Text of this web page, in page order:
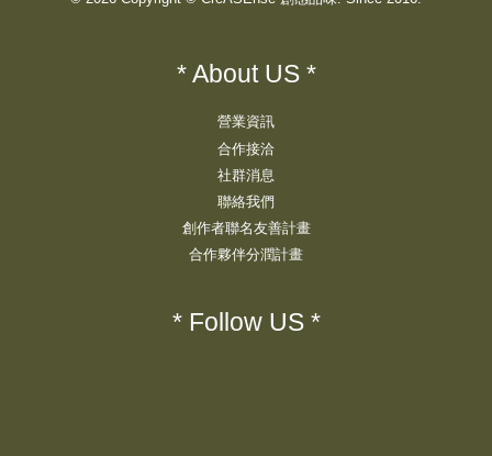
* About US *
營業資訊
合作接洽
社群消息
聯絡我們
創作者聯名友善計畫
合作夥伴分潤計畫
* Follow US *